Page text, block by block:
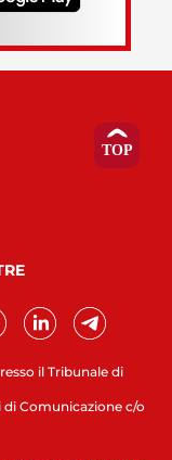
il Tribunale di
Comunicazione c/o